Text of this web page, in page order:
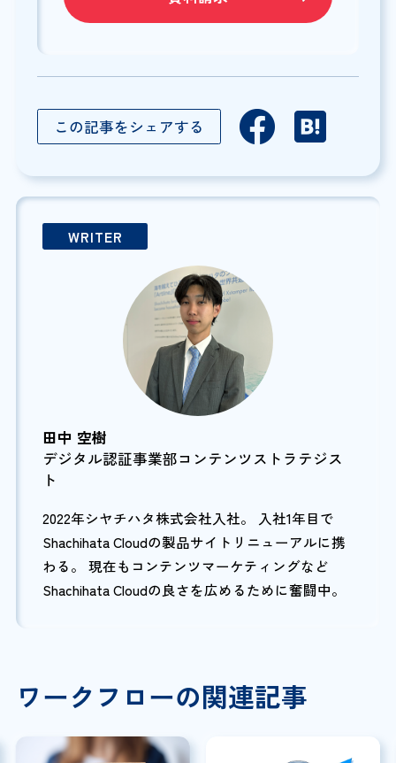
この記事をシェアする
WRITER
田中 空樹
デジタル認証事業部コンテンツストラテジス
ト
2022年シヤチハタ株式会社入社。 入社1年目で
Shachihata Cloudの製品サイトリニューアルに携
わる。 現在もコンテンツマーケティングなど
Shachihata Cloudの良さを広めるために奮闘中。
ワークフローの関連記事